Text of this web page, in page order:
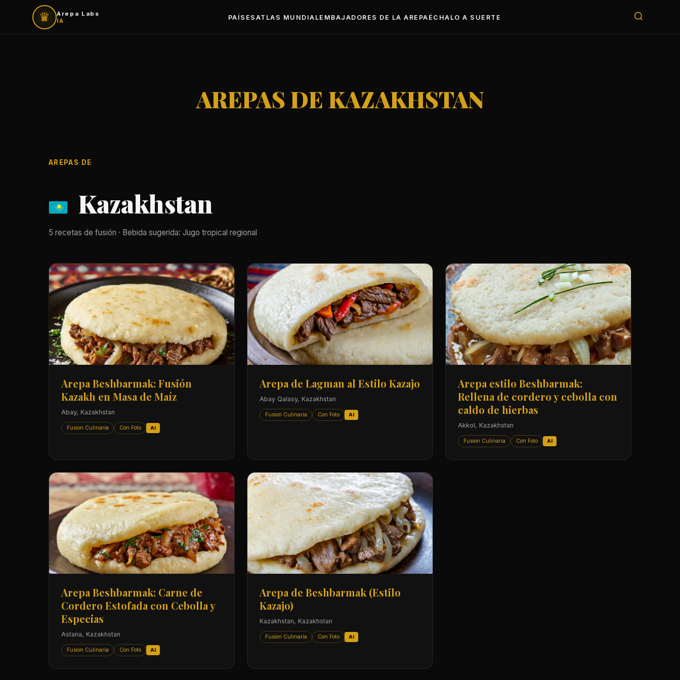
♛
Arepa Labs
IA
PAÍSES ATLAS MUNDIALEMBAJADORES DE LA AREPA ÉCHALO A SUERTE
AREPAS DE KAZAKHSTAN
AREPAS DE
Kazakhstan
5 recetas de fusión · Bebida sugerida: Jugo tropical regional
Arepa Beshbarmak: Fusión
Kazakh en Masa de Maíz
Abay, Kazakhstan
Fusion Culinaria Con Foto AI
Arepa de Lagman al Estilo Kazajo
Abay Qalasy, Kazakhstan
Fusion Culinaria Con Foto AI
Arepa estilo Beshbarmak:
Rellena de cordero y cebolla con
caldo de hierbas
Akkol, Kazakhstan
Fusion Culinaria Con Foto AI
Arepa Beshbarmak: Carne de
Cordero Estofada con Cebolla y
Especias
Astana, Kazakhstan
Fusion Culinaria Con Foto AI
Arepa de Beshbarmak (Estilo
Kazajo)
Kazakhstan, Kazakhstan
Fusion Culinaria Con Foto AI